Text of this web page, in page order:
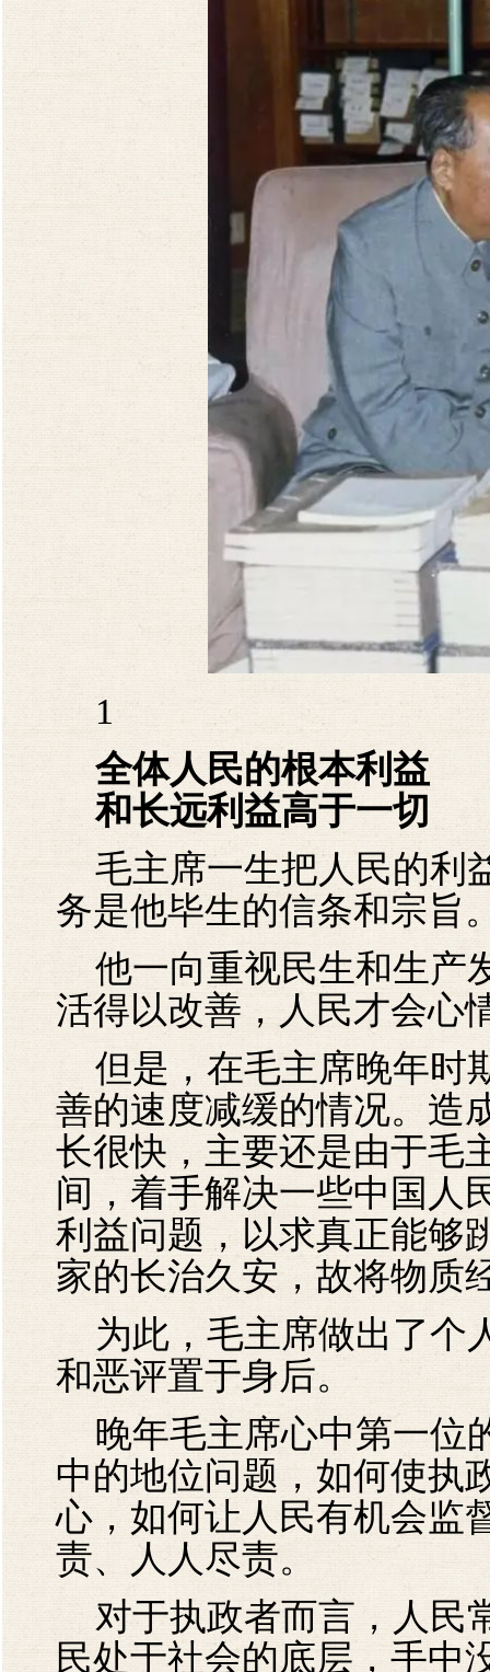
1
全体人民的根本利益
和长远利益高于一切
毛主席一生把人民的利
务是他毕生的信条和宗旨
他一向重视民生和生产
活得以改善，人民才会心
但是，在毛主席晚年时
善的速度减缓的情况。造
长很快，主要还是由于毛
间，着手解决一些中国人
利益问题，以求真正能够
家的长治久安，故将物质
为此，毛主席做出了个
和恶评置于身后。
晚年毛主席心中第一位
中的地位问题，如何使执
心，如何让人民有机会监
责、人人尽责。
对于执政者而言，人民
民处于社会的底层，手中